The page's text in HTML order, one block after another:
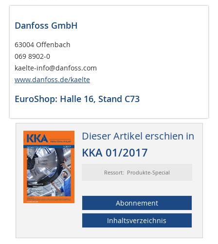
Danfoss GmbH
63004 Offenbach
069 8902-0
kaelte-info@danfoss.com
www.danfoss.de/kaelte
EuroShop: Halle 16, Stand C73
Dieser Artikel erschien in
KKA 01/2017
Ressort: Produkte-Special
Abonnement
Inhaltsverzeichnis